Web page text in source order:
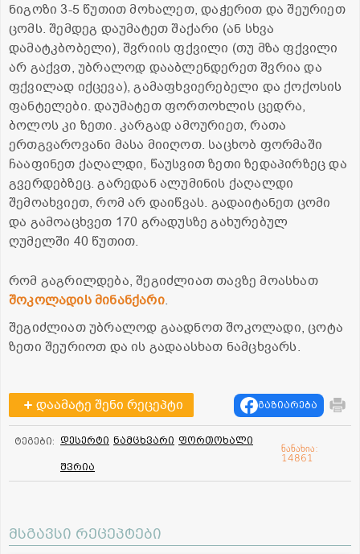
ნიგოზი 3-5 წუთით მოხალეთ, დაჭერით და შეურიეთ
ცომს. შემდეგ დაუმატეთ შაქარი (ან სხვა
დამატკბობელი), შვრიის ფქვილი (თუ მზა ფქვილი
არ გაქვთ, უბრალოდ დააბლენდერეთ შვრია და
ფქვილად იქცევა), გამაფხვიერებელი და ქოქოსის
ფანტელები. დაუმატეთ ფორთოხლის ცედრა,
ბოლოს კი ზეთი. კარგად ამოურიეთ, რათა
ერთგვაროვანი მასა მიიღოთ. საცხობ ფორმაში
ჩააფინეთ ქაღალდი, წაუსვით ზეთი ზედაპირზეც და
გვერდებზეც. გარედან ალუმინის ქაღალდი
შემოახვიეთ, რომ არ დაიწვას. გადაიტანეთ ცომი
და გამოაცხვეთ 170 გრადუსზე გახურებულ
ღუმელში 40 წუთით.
რომ გაგრილდება, შეგიძლიათ თავზე მოასხათ
შოკოლადის მინანქარი.
შეგიძლიათ უბრალოდ გაადნოთ შოკოლადი, ცოტა
ზეთი შეურიოთ და ის გადაასხათ ნამცხვარს.
დაამატე შენი რეცეპტი გაზიარება
ტეგები: დესერტი ნამცხვარი ფორთოხალი
შვრია
ნანახია:
14861
მსგავსი რეცეპტები